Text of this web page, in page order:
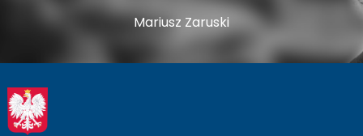
Mariusz Zaruski